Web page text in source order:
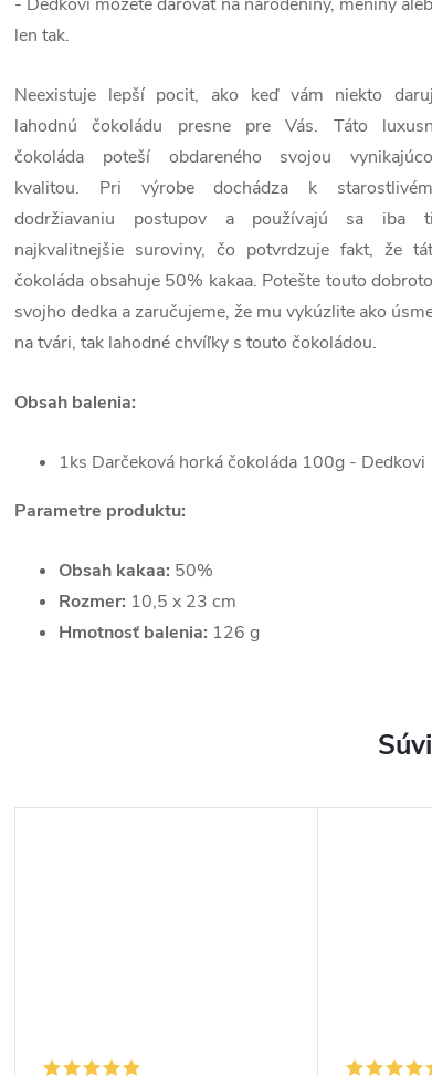
len tak.
Neexistuje lepší pocit, ako keď vám niekto
lahodnú čokoládu presne pre Vás. Táto
čokoláda poteší obdareného svojou
kvalitou. Pri výrobe dochádza k
dodržiavaniu postupov a používajú sa iba
najkvalitnejšie suroviny, čo potvrdzuje fakt, že
čokoláda obsahuje 50% kakaa. Potešte touto
svojho dedka a zaručujeme, že mu vykúzlite ako
na tvári, tak lahodné chvíľky s touto čokoládou.
Obsah balenia:
1ks Darčeková horká čokoláda 100g - Dedkovi
Parametre produktu:
Obsah kakaa: 50%
Rozmer: 10,5 x 23 cm
Hmotnosť balenia: 126 g